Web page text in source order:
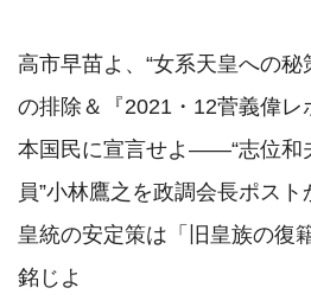
高市早苗よ、“女系天皇への秘
の排除＆『2021・12菅義偉レ
本国民に宣言せよ――“志位和
員”小林鷹之を政調会長ポスト
皇統の安定策は「旧皇族の復
銘じよ